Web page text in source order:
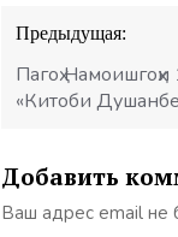
Навигация
по
записям
Предыдущая:
Пагоҳ
«Китоби
Добавить
Ваш адрес email не